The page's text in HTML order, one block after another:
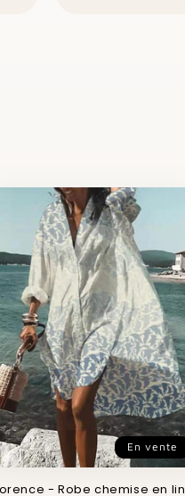
En vente
- Robe chemise en lin